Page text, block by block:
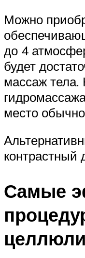
Можно
до 4
будет
массаж тела.
место
контрастный
Самые